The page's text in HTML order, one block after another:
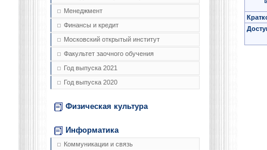
Менеджмент
Финансы и кредит
Московский открытый институт
Факультет заочного обучения
Год выпуска 2021
Год выпуска 2020
Физическая культура
Информатика
Коммуникации и связь